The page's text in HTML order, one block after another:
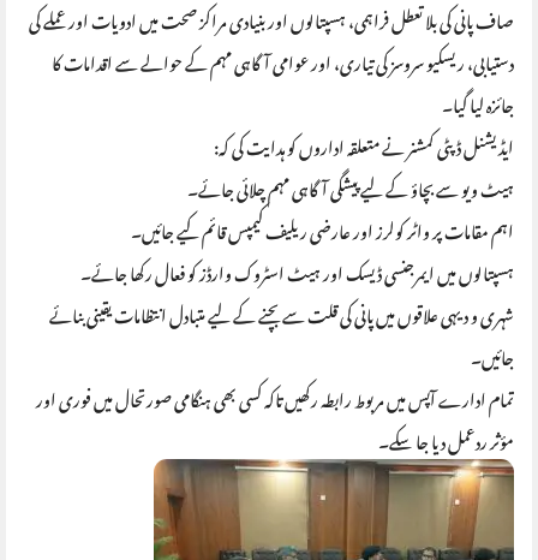
صاف پانی کی بلا تعطل فراہمی، ہسپتالوں اور بنیادی مراکز صحت میں ادویات اور عملے کی
دستیابی، ریسکیو سروسز کی تیاری، اور عوامی آگاہی مہم کے حوالے سے اقدامات کا
جائزہ لیا گیا۔
ایڈیشنل ڈپٹی کمشنر نے متعلقہ اداروں کو ہدایت کی کہ:
ہیٹ ویو سے بچاؤ کے لیے پیشگی آگاہی مہم چلائی جائے۔
اہم مقامات پر واٹر کولرز اور عارضی ریلیف کیمپس قائم کیے جائیں۔
ہسپتالوں میں ایمرجنسی ڈیسک اور ہیٹ اسٹروک وارڈز کو فعال رکھا جائے۔
شہری و دیہی علاقوں میں پانی کی قلت سے بچنے کے لیے متبادل انتظامات یقینی بنائے
جائیں۔
تمام ادارے آپس میں مربوط رابطہ رکھیں تاکہ کسی بھی ہنگامی صورتحال میں فوری اور
مؤثر ردعمل دیا جا سکے۔